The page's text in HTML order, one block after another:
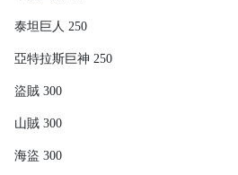
泰坦巨人 250
亞特拉斯巨神 250
盜賊 300
山賊 300
海盜 300